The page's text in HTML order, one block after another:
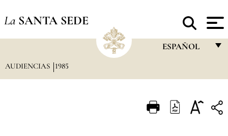
La SANTA SEDE
ESPAÑOL
ITALIANO
AUDIENCIAS 1985